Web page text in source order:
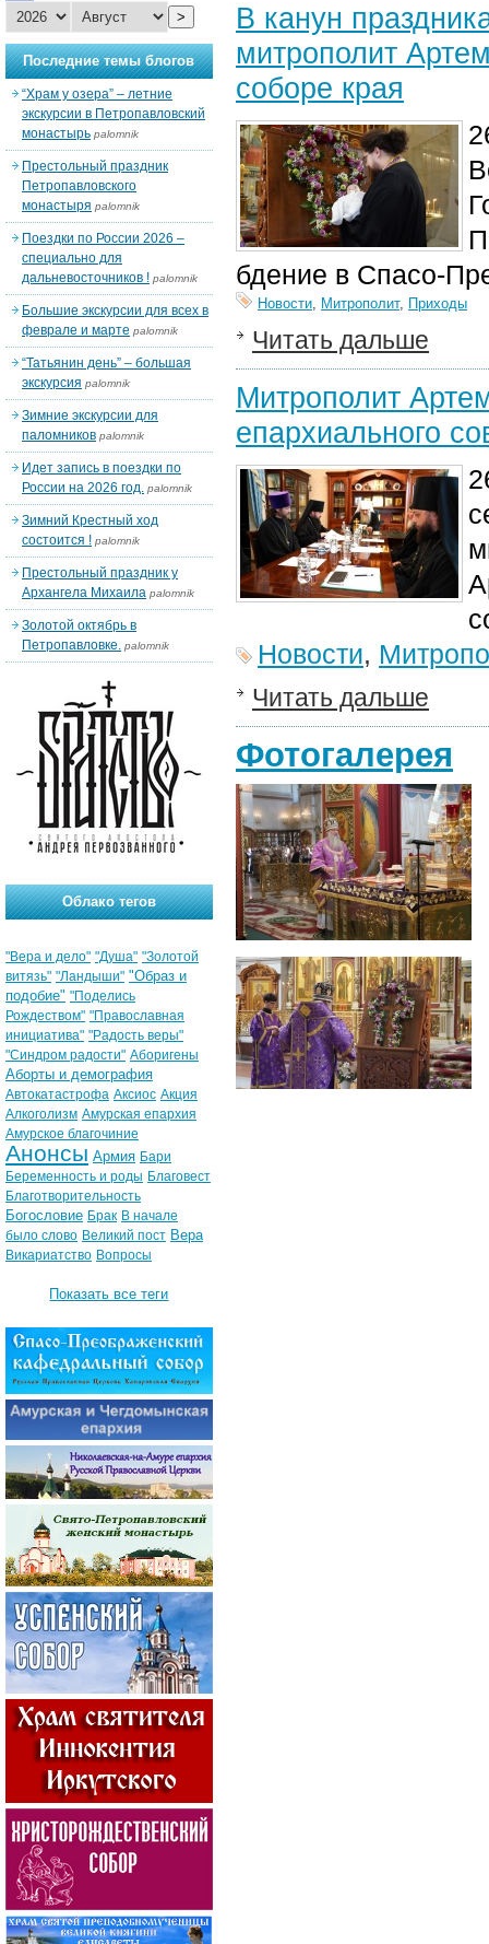
В канун
митрополит
соборе края
бдение в Спасо-
Новости, Митрополит, Приходы
Читать дальше
Митрополит
епархиального
Новости,
Читать дальше
Фотогалерея
>
Последние темы блогов
“Храм у озера” – летние
экскурсии в Петропавловский
монастырь palomnik
Престольный праздник
Петропавловского
монастыря palomnik
Поездки по России 2026 –
специально для
дальневосточников ! palomnik
Большие экскурсии для всех в
феврале и марте palomnik
“Татьянин день” – большая
экскурсия palomnik
Зимние экскурсии для
паломников palomnik
Идет запись в поездки по
России на 2026 год. palomnik
Зимний Крестный ход
состоится ! palomnik
Престольный праздник у
Архангела Михаила palomnik
Золотой октябрь в
Петропавловке. palomnik
Облако тегов
"Вера и дело" "Душа" "Золотой
витязь" "Ландыши" "Образ и
подобие" "Поделись
Рождеством" "Православная
инициатива" "Радость веры"
"Синдром радости" Аборигены
Аборты и демография
Автокатастрофа Аксиос Акция
Алкоголизм Амурская епархия
Амурское благочиние
Анонсы Армия Бари
Беременность и роды Благовест
Благотворительность
Богословие Брак В начале
было слово Великий пост Вера
Викариатство Вопросы
Показать все теги